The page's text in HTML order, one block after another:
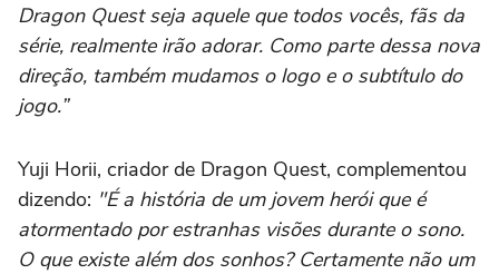
Dragon Quest seja aquele que todos vocês, fãs da
série, realmente irão adorar. Como parte dessa nova
direção, também mudamos o logo e o subtítulo do
jogo.”
Yuji Horii, criador de Dragon Quest, complementou
dizendo: "É a história de um jovem herói que é
atormentado por estranhas visões durante o sono.
O que existe além dos sonhos? Certamente não um